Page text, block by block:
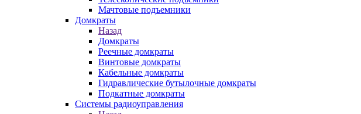
Мачтовые подъемники
Домкраты
Назад
Домкраты
Реечные домкраты
Винтовые домкраты
Кабельные домкраты
Гидравлические бутылочные домкраты
Подкатные домкраты
Системы радиоуправления